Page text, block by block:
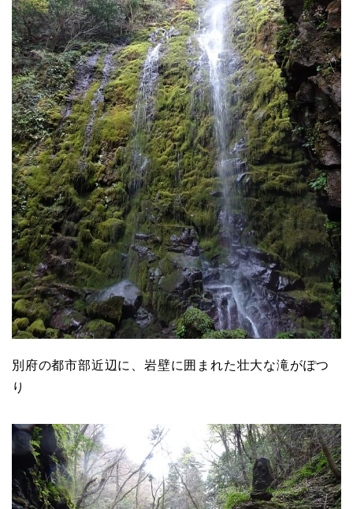
別府の都市部近辺に、岩壁に囲まれた壮大な滝がぽつ
り